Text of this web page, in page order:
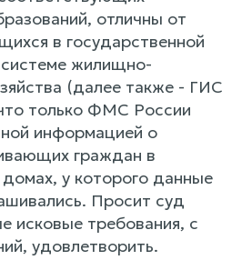
отличны от
в государственной
жилищно-
(далее также - ГИС
только ФМС России
информацией о
граждан в
у которого данные
Просит суд
исковые требования, с
удовлетворить.